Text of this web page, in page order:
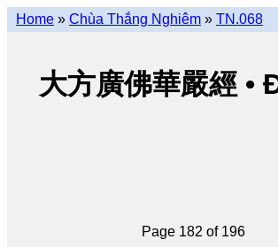
Home » Chùa Thắng Nghiêm » TN.068
大方廣佛華嚴經
Page 182 of 196